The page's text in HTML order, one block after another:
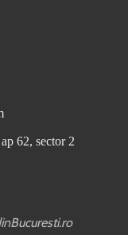
62, sector 2